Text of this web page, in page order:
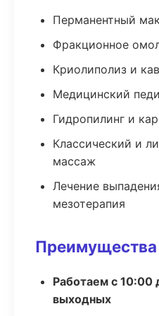
Перманентный
Фракционное
Криолиполиз и
Медицинский
Гидропилинг и
Классический и
массаж
Лечение
мезотерапия
Работаем с 10:00
выходных